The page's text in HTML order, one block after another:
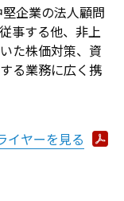
企業の法人顧問
事する他、非上
た株価対策、資
る業務に広く携
イヤーを見る